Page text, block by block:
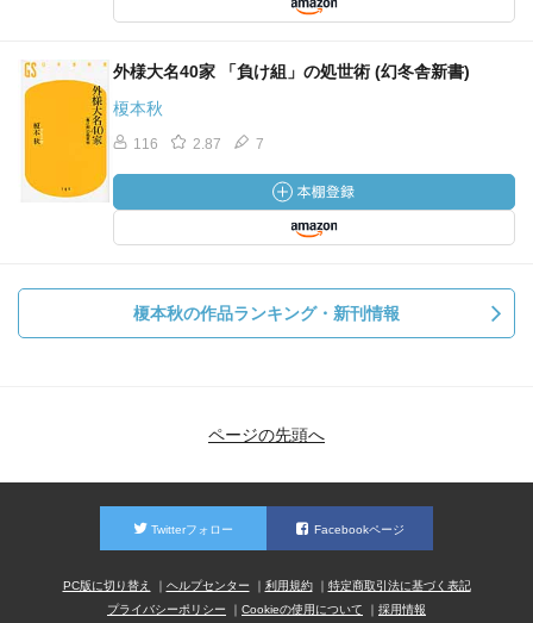
外様大名40家 「負け組」の処世術 (幻冬舎新書)
榎本秋
116 2.87 7
榎本秋の作品ランキング・新刊情報
ページの先頭へ
Twitterフォロー Facebookページ
PC版に切り替え ヘルプセンター 利用規約
特定商取引法に基づく表記
プライバシーポリシー
Cookieの使用について 採用情報